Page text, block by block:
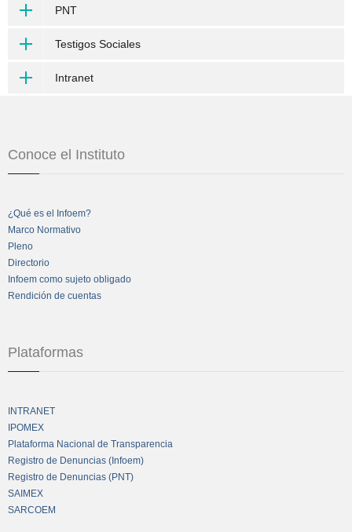
PNT
Testigos Sociales
Intranet
Conoce el Instituto
¿Qué es el Infoem?
Marco Normativo
Pleno
Directorio
Infoem como sujeto obligado
Rendición de cuentas
Plataformas
INTRANET
IPOMEX
Plataforma Nacional de Transparencia
Registro de Denuncias (Infoem)
Registro de Denuncias (PNT)
SAIMEX
SARCOEM